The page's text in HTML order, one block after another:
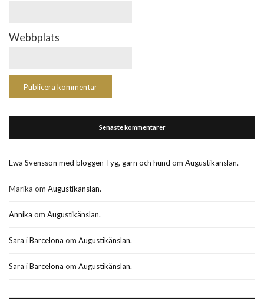
Webbplats
Senaste kommentarer
Ewa Svensson med bloggen Tyg, garn och hund om Augustikänslan.
Marika om Augustikänslan.
Annika om Augustikänslan.
Sara i Barcelona om Augustikänslan.
Sara i Barcelona om Augustikänslan.